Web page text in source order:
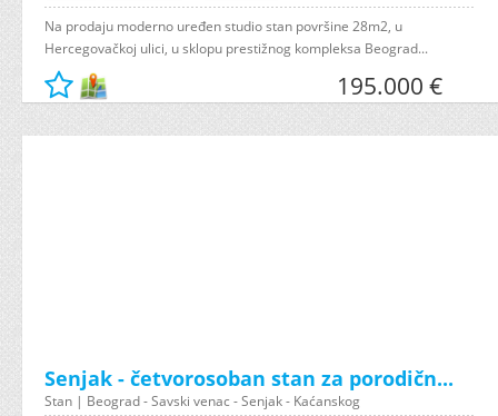
Na prodaju moderno uređen studio stan površine 28m2, u
Hercegovačkoj ulici, u sklopu prestižnog kompleksa Beograd...
195.000 €
Senjak - četvorosoban stan za porodičn...
Stan | Beograd - Savski venac - Senjak - Kaćanskog